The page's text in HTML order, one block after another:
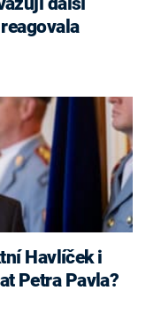
Petra Pavla?